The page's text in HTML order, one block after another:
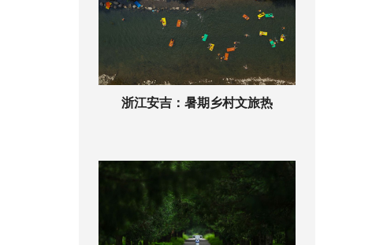
浙江安吉：暑期乡村文旅热